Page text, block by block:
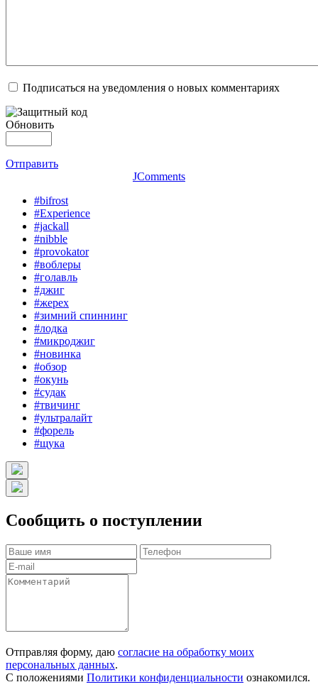
Подписаться на уведомления о новых комментариях
Обновить
Отправить
JComments
#bifrost
#Experience
#jackall
#nibble
#provokator
#воблеры
#голавль
#джиг
#жерех
#зимний спиннинг
#лодка
#микроджиг
#новинка
#обзор
#окунь
#судак
#твичинг
#ультралайт
#форель
#щука
Сообщить о поступлении
Отправляя форму, даю согласие на обработку моих
персональных данных.
С положениями Политики конфиденциальности ознакомился.